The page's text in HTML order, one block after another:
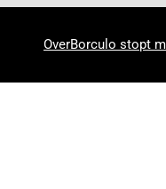
OverBorculo stopt